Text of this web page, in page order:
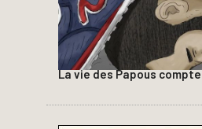
La vie des Papous compte